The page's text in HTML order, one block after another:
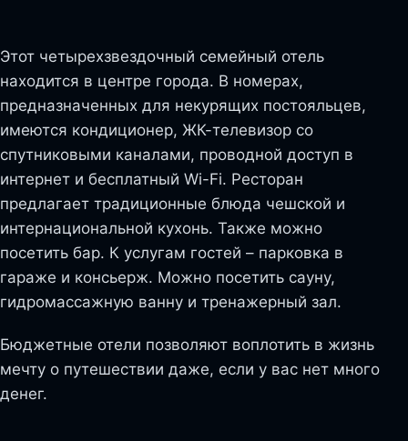
Этот четырехзвездочный семейный отель
находится в центре города. В номерах,
предназначенных для некурящих постояльцев,
имеются кондиционер, ЖК-телевизор со
спутниковыми каналами, проводной доступ в
интернет и бесплатный Wi-Fi. Ресторан
предлагает традиционные блюда чешской и
интернациональной кухонь. Также можно
посетить бар. К услугам гостей – парковка в
гараже и консьерж. Можно посетить сауну,
гидромассажную ванну и тренажерный зал.
Бюджетные отели позволяют воплотить в жизнь
мечту о путешествии даже, если у вас нет много
денег.